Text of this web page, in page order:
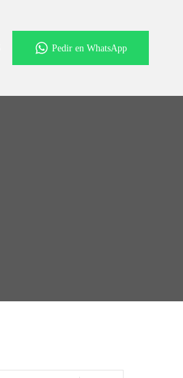
Pedir en WhatsApp